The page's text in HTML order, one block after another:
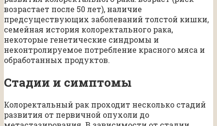
возрастает после 50 лет), наличие
предсуществующих заболеваний толстой кишки,
семейная история колоректального рака,
некоторые генетические синдромы и
неконтролируемое потребление красного мяса и
обработанных продуктов.
Стадии и симптомы
Колоректальный рак проходит несколько стадий
развития от первичной опухоли до